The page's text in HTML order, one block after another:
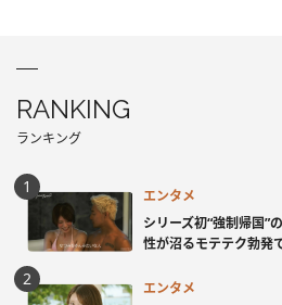
RANKING
ランキング
エンタメ
シリーズ初“強制帰国
性が沼るモテテク勃発
エンタメ